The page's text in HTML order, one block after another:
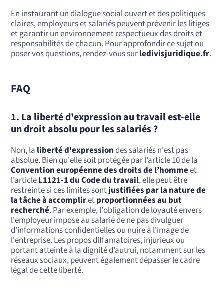
En instaurant un dialogue social ouvert et des politiques
claires, employeurs et salariés peuvent prévenir les litiges
et garantir un environnement respectueux des droits et
responsabilités de chacun. Pour approfondir ce sujet ou
poser vos questions, rendez-vous surledivisjuridique.fr.
FAQ
1. La liberté d'expression au travail est-elle
un droit absolu pour les salariés ?
Non, la liberté d'expressiondes salariés n'est pas
absolue. Bien qu'elle soit protégée par l’article 10 de la
Convention européenne des droits de l’hommeet
l’articleL1121-1 du Code du travail, elle peut être
restreinte si ces limites sontjustifiées par la nature de
la tâche à accompliretproportionnées au but
recherché. Par exemple, l'obligation de loyauté envers
l'employeur impose au salarié de ne pas divulguer
d'informations confidentielles ou nuire à l'image de
l'entreprise. Les propos diffamatoires, injurieux ou
portant atteinte à la dignité d’autrui, notamment sur les
réseaux sociaux, peuvent également dépasser le cadre
légal de cette liberté.